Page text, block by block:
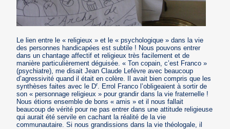
Le lien entre le « religieux » et le « psychologique » dans la vie
des personnes handicapées est subtile ! Nous pouvons entrer
dans un chantage affectif et religieux très facilement et de
manière particulièrement déguisée. « Ton copain, c’est Franco »
(psychiatre), me disait Jean Claude Lefèvre avec beaucoup
d’agressivité quand il était en colère. Il avait bien compris que les
synthèses faites avec le Dr. Errol Franco l’obligeaient à sortir de
son « personnage religieux » pour grandir dans la vie fraternelle !
Nous étions ensemble de bons « amis » et il nous fallait
beaucoup de vérité pour ne pas entrer dans une attitude religieuse
qui aurait été servile en cachant la réalité de la vie
communautaire. Si nous grandissions dans la vie théologale, il